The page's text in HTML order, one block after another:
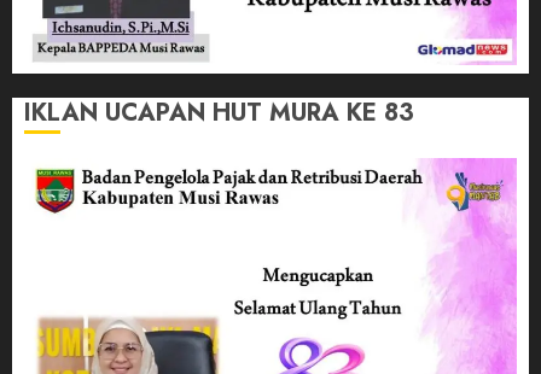
IKLAN UCAPAN HUT MURA KE 83